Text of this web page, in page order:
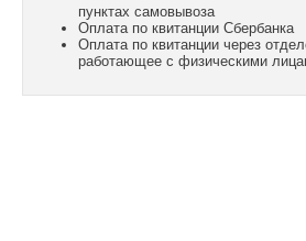
пунктах самовывоза
Оплата по квитанции Сбербанка
Оплата по квитанции через
работающее с физическими